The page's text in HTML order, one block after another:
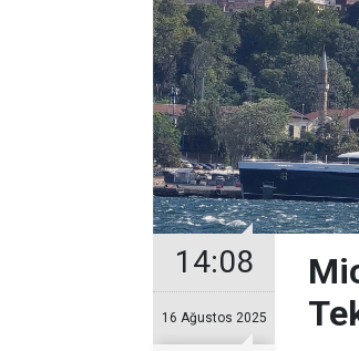
14:08
16 Ağustos 2025